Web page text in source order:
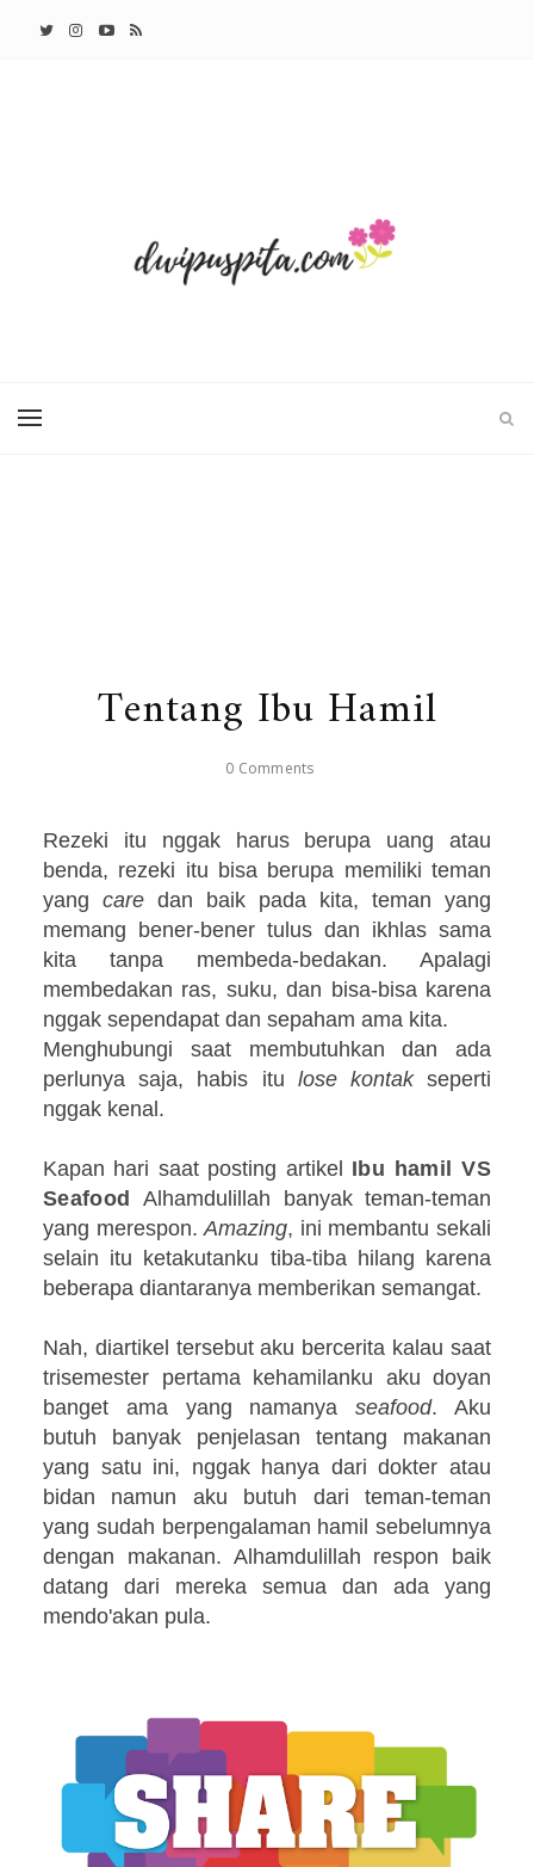
Tentang Ibu Hamil
0 Comments
Rezeki itu nggak harus berupa uang atau
benda, rezeki itu bisa berupa memiliki teman
yang care dan baik pada kita, teman yang
memang bener-bener tulus dan ikhlas sama
kita tanpa membeda-bedakan. Apalagi
membedakan ras, suku, dan bisa-bisa karena
nggak sependapat dan sepaham ama kita.
Menghubungi saat membutuhkan dan ada
perlunya saja, habis itu lose kontakseperti
nggak kenal.
Kapan hari saat posting artikel Ibu hamil VS
SeafoodAlhamdulillah banyak teman-teman
yang merespon.Amazing, ini membantu sekali
selain itu ketakutanku tiba-tiba hilang karena
beberapa diantaranya memberikan semangat.
Nah, diartikel tersebut aku bercerita kalau saat
trisemester pertama kehamilanku aku doyan
banget ama yang namanyaseafood. Aku
butuh banyak penjelasan tentang makanan
yang satu ini, nggak hanya dari dokter atau
bidan namun aku butuh dari teman-teman
yang sudah berpengalaman hamil sebelumnya
dengan makanan. Alhamdulillah respon baik
datang dari mereka semua dan ada yang
mendo'akan pula.